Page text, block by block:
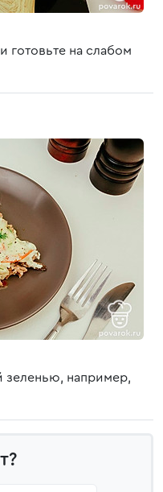
готовьте на слабом
зеленью, например,